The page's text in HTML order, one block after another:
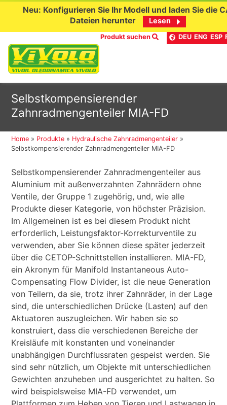
content
Neu: Konfigurieren Sie Ihr Modell und laden Sie die
Dateien herunter
Lesen
Produkt suchen DEU ENG ESP
Selbstkompensierender
Zahnradmengenteiler MIA-FD
Home » Produkte » Hydraulische Zahnradmengenteiler »
Selbstkompensierender Zahnradmengenteiler MIA-FD
Selbstkompensierender Zahnradmengenteiler aus
Aluminium mit außenverzahnten Zahnrädern ohne
Ventile, der Gruppe 1 zugehörig, und, wie alle
Produkte dieser Kategorie, von höchster Präzision.
Im Allgemeinen ist es bei diesem Produkt nicht
erforderlich, Leistungsfaktor-Korrekturventile zu
verwenden, aber Sie können diese später jederzeit
über die CETOP-Schnittstellen installieren. MIA-FD,
ein Akronym für Manifold Instantaneous Auto-
Compensating Flow Divider, ist die neue Generation
von Teilern, da sie, trotz ihrer Zahnräder, in der Lage
sind, die unterschiedlichen Drücke (Lasten) auf den
Aktuatoren auszugleichen. Wir haben sie so
konstruiert, dass die verschiedenen Bereiche der
Kreisläufe mit konstanten und voneinander
unabhängigen Durchflussraten gespeist werden. Sie
sind sehr nützlich, um Objekte mit unterschiedlichen
Gewichten anzuheben und ausgerichtet zu halten. So
wird beispielsweise MIA-FD verwendet, um